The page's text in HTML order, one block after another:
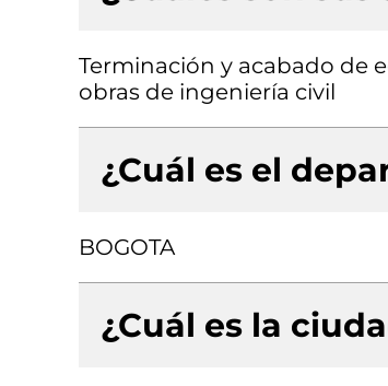
Terminación y acabado de
obras de ingeniería civil
¿Cuál es el
BOGOTA
¿Cuál es la